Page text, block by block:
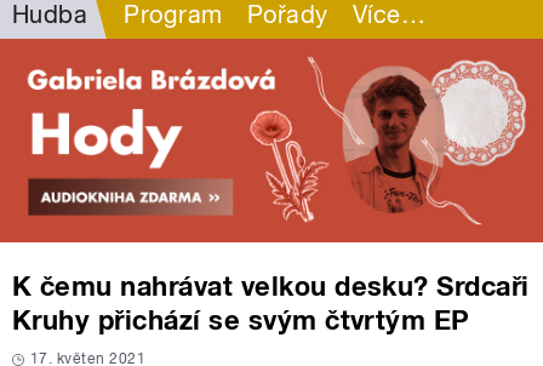
Hudba Program Pořady Více…
K čemu nahrávat velkou desku? Srdcaři
Kruhy přichází se svým čtvrtým EP
17. květen 2021